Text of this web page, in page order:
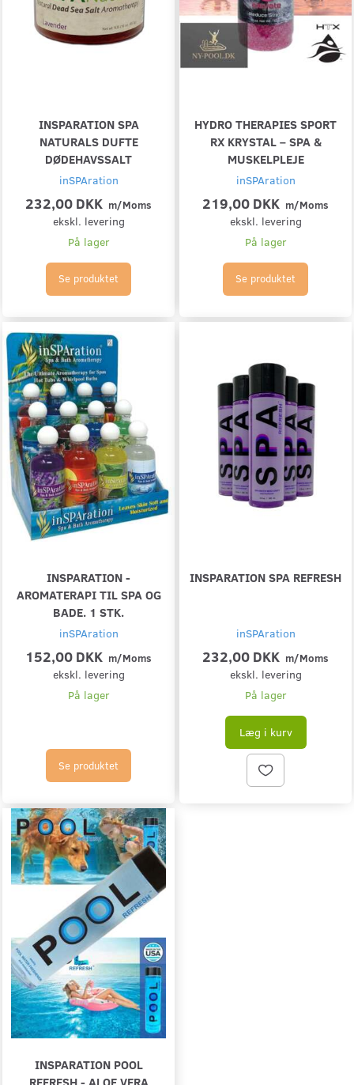
INSPARATION SPA
NATURALS DUFTE
DØDEHAVSSALT
inSPAration
232,00 DKK m/Moms
ekskl. levering
På lager
Se produktet
HYDRO THERAPIES SPORT
RX KRYSTAL – SPA &
MUSKELPLEJE
inSPAration
219,00 DKK m/Moms
ekskl. levering
På lager
Se produktet
INSPARATION -
AROMATERAPI TIL SPA OG
BADE. 1 STK.
inSPAration
152,00 DKK m/Moms
ekskl. levering
På lager
Se produktet
INSPARATION SPA REFRESH
inSPAration
232,00 DKK m/Moms
ekskl. levering
På lager
Læg i kurv
INSPARATION POOL
REFRESH - ALOE VERA